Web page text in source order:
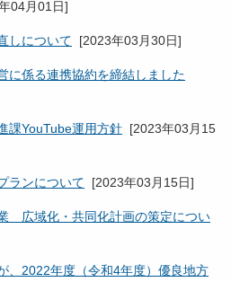
04月01日]
しについて [2023年03月30日]
に係る連携協約を締結しました
課YouTube運用方針 [2023年03月15
ランについて [2023年03月15日]
広域化・共同化計画の策定につい
、2022年度（令和4年度）優良地方